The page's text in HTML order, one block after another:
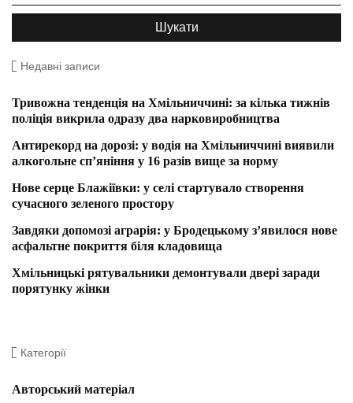
Недавні записи
Тривожна тенденція на Хмільниччині: за кілька тижнів
поліція викрила одразу два нарковиробництва
Антирекорд на дорозі: у водія на Хмільниччині виявили
алкогольне сп’яніння у 16 разів вище за норму
Нове серце Блажіївки: у селі стартувало створення
сучасного зеленого простору
Завдяки допомозі аграрія: у Бродецькому з’явилося нове
асфальтне покриття біля кладовища
Хмільницькі рятувальники демонтували двері заради
порятунку жінки
Категорії
Авторський матеріал